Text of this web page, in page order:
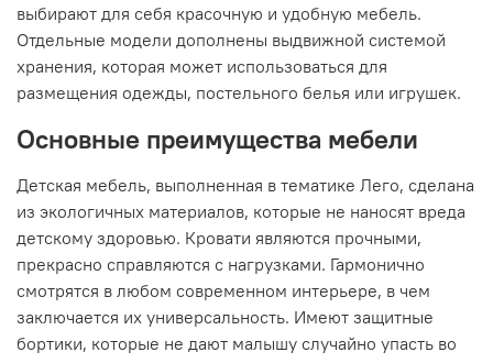
выбирают для себя красочную и удобную мебель.
Отдельные модели дополнены выдвижной системой
хранения, которая может использоваться для
размещения одежды, постельного белья или игрушек.
Основные преимущества мебели
Детская мебель, выполненная в тематике Лего, сделана
из экологичных материалов, которые не наносят вреда
детскому здоровью. Кровати являются прочными,
прекрасно справляются с нагрузками. Гармонично
смотрятся в любом современном интерьере, в чем
заключается их универсальность. Имеют защитные
бортики, которые не дают малышу случайно упасть во